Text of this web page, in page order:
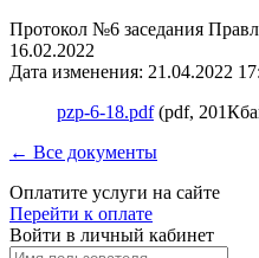
Протокол №6 заседания
16.02.2022
Дата изменения: 21.04.2022
pzp-6-18.pdf(pdf,
← Все документы
Оплатите услуги на сайте
Перейти к оплате
Войти в личный кабинет